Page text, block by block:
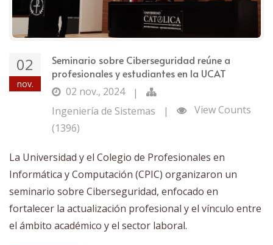
02
nov.
Seminario sobre Ciberseguridad reúne a
profesionales y estudiantes en la UCAT
02 nov., 2024
|
Ingeniería de Sistemas
|
View Counts
(1396)
La Universidad y el Colegio de Profesionales en
Informática y Computación (CPIC) organizaron un
seminario sobre Ciberseguridad, enfocado en
fortalecer la actualización profesional y el vínculo entre
el ámbito académico y el sector laboral.